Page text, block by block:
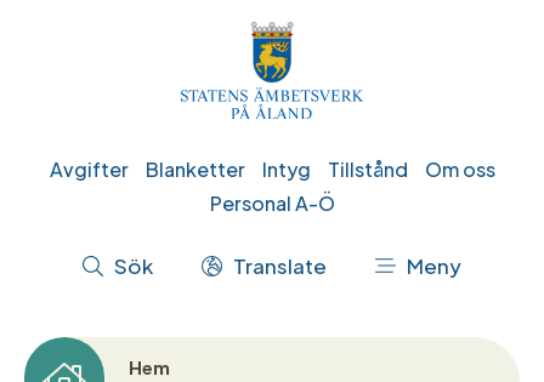
Genvägar
Avgifter Blanketter Intyg Tillstånd
Om oss
Personal A-Ö
Åtgärdsmeny
Sök Translate Meny
Hem